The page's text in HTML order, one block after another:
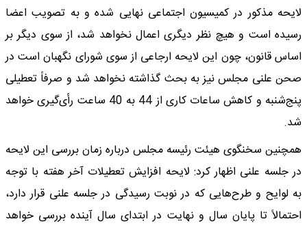
لایحه مذکور در کمیسیون اجتماعی نهایی شده و به تصویب اعضا
رسیده است و هیچ نظر دیگری اعمال نخواهد شد، از سوی دیگر بر
اساس قانون، چون این لایحه ارجاعی از سوی شورای نگهبان است در
صحن علنی مجلس نیز به بحث گذاشته نخواهد شد و صرفاً تعطیلی
پنج‌شنبه و کاهش ساعات کاری از 44 به 40 ساعت رأی‌گیری خواهد
شد.
همچنین سخنگوی هیئت رئیسه مجلس درباره زمان بررسی این لایحه
در جلسه علنی اظهار کرد: لایحه افزایش تعطیلات آخر هفته با توجه
به لوایح و طرح‌هایی که در نوبت رسیدگی در جلسه علنی قرار دارد،
احتمالاً تا پایان سال و نهایت در ابتدای سال آینده بررسی خواهد